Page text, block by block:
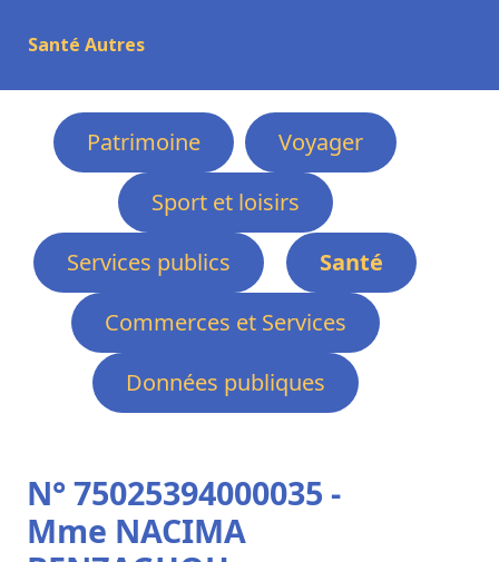
Santé Autres
Patrimoine
Voyager
Sport et loisirs
Services publics
Santé
Commerces et Services
Données publiques
N° 75025394000035 -
Mme NACIMA